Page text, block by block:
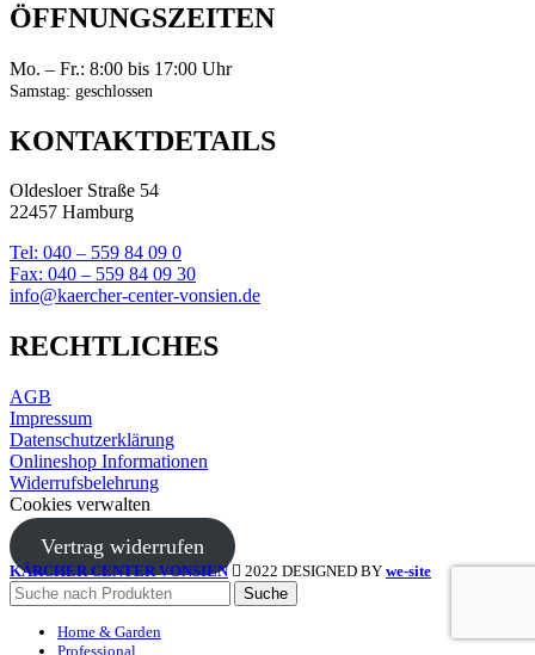
ÖFFNUNGSZEITEN
Mo. – Fr.: 8:00 bis 17:00 Uhr
Samstag: geschlossen
KONTAKTDETAILS
Oldesloer Straße 54
22457 Hamburg
Tel: 040 – 559 84 09 0
Fax: 040 – 559 84 09 30
info@kaercher-center-vonsien.de
RECHTLICHES
AGB
Impressum
Datenschutzerklärung
Onlineshop Informationen
Widerrufsbelehrung
Cookies verwalten
Vertrag widerrufen
KÄRCHER CENTER VONSIEN 2022 DESIGNED BY we-site
Suche
Home & Garden
Professional